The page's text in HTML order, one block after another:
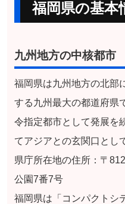
福岡県の基本
九州地方の中核都市
福岡県は九州地方の北部
する九州最大の都道府県
令指定都市として発展を
てアジアとの玄関口とし
県庁所在地の住所：〒
公園7番7号
福岡県は「コンパクトシ